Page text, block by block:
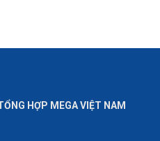
HỢP MEGA VIỆT NAM